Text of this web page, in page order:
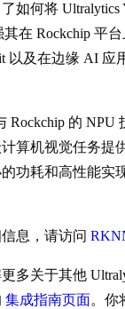
如何将 Ultralytics
在 Rockchip 平
以及在边缘 AI 应
Rockchip 的 NPU
算机视觉任务提
功耗和高性能实
息，请访问
多关于其他
集成指南页面。你